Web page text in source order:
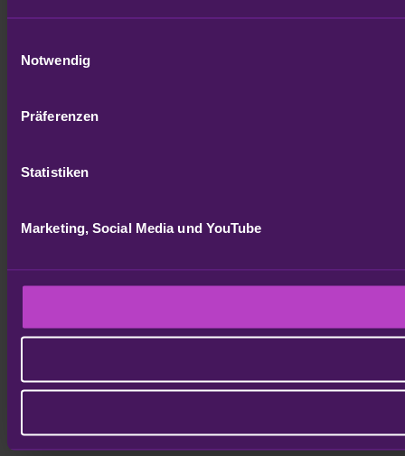
Notwendig
Präferenzen
Statistiken
Marketing, Social Media und YouTube